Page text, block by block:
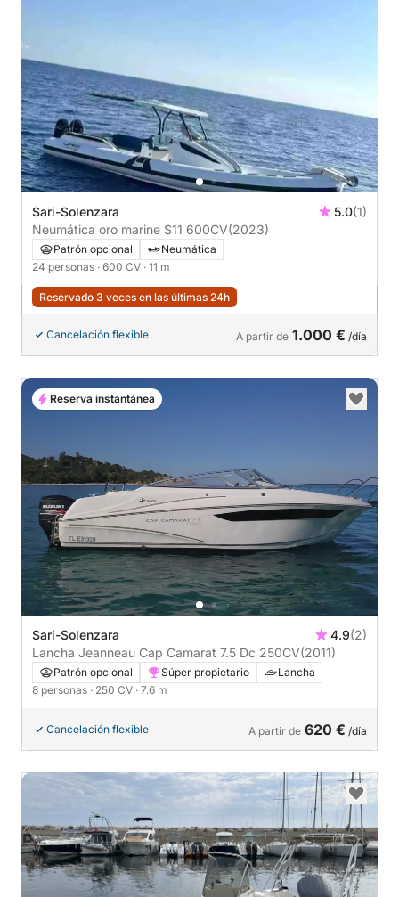
Sari-Solenzara 5.0(1)
Neumática oro marine S11 600CV(2023)
Patrón opcional
Neumática
24 personas · 600 CV · 11 m
Reservado 3 veces en las últimas 24h
Cancelación flexible A partir de 1.000 € /día
Sari-Solenzara 4.9(2)
Lancha Jeanneau Cap Camarat 7.5 Dc 250CV(2011)
Patrón opcional Súper propietario
Lancha
8 personas · 250 CV · 7.6 m
Cancelación flexible A partir de 620 € /día
Reserva instantánea